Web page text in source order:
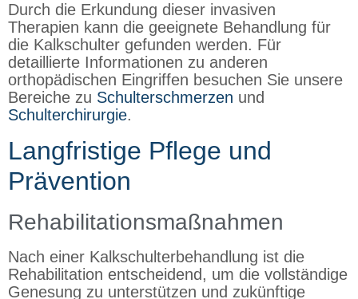
Durch die Erkundung dieser invasiven
Therapien kann die geeignete Behandlung für
die Kalkschulter gefunden werden. Für
detaillierte Informationen zu anderen
orthopädischen Eingriffen besuchen Sie unsere
Bereiche zu Schulterschmerzen und
Schulterchirurgie.
Langfristige Pflege und
Prävention
Rehabilitationsmaßnahmen
Nach einer Kalkschulterbehandlung ist die
Rehabilitation entscheidend, um die vollständige
Genesung zu unterstützen und zukünftige